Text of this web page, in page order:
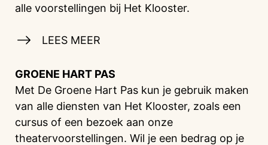
alle voorstellingen bij Het Klooster.
LEES MEER
GROENE HART PAS
Met De Groene Hart Pas kun je gebruik maken
van alle diensten van Het Klooster, zoals een
cursus of een bezoek aan onze
theatervoorstellingen. Wil je een bedrag op je